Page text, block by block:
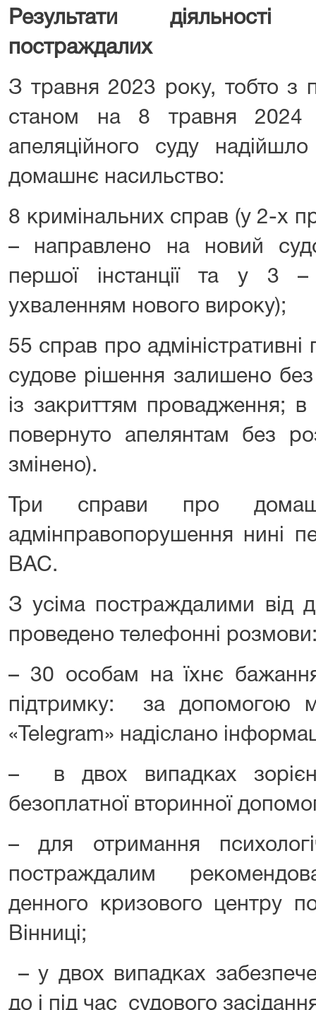
Результати діяльності
постраждалих
З травня 2023 року, тобто з
станом на 8 травня 2024
апеляційного суду
домашнє насильство:
8 кримінальних справ (у 2-х
– направлено на новий
першої інстанції та у 3
ухваленням нового вироку);
55 справ про
судове рішення залишено
із закриттям провадження; в
повернуто апелянтам без
змінено).
Три справи про
адмінправопорушення нині
ВАС.
З усіма постраждалими від
проведено телефонні
– 30 особам на їхнє
підтримку: за допомогою
«Telegram» надіслано
– в двох випадках
безоплатної вторинної
– для отримання
постраждалим
денного кризового центру
Вінниці;
– у двох випадках
до і під час судового